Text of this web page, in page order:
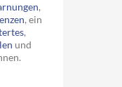
,
, ein
,
und